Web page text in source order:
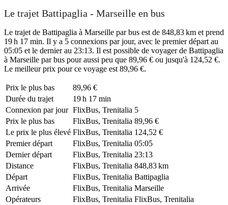
Le trajet Battipaglia - Marseille en bus
Le trajet de Battipaglia à Marseille par bus est de 848,83 km et prend
19 h 17 min. Il y a 5 connexions par jour, avec le premier départ au
05:05 et le dernier au 23:13. Il est possible de voyager de Battipaglia
à Marseille par bus pour aussi peu que 89,96 € ou jusqu'à 124,52 €.
Le meilleur prix pour ce voyage est 89,96 €.
Prix ​​le plus bas
89,96 €
Durée du trajet
19 h 17 min
Connexion par jour FlixBus, Trenitalia 5
Prix ​​le plus bas
FlixBus, Trenitalia 89,96 €
Le prix le plus élevé FlixBus, Trenitalia 124,52 €
Premier départ
FlixBus, Trenitalia 05:05
Dernier départ
FlixBus, Trenitalia 23:13
Distance
FlixBus, Trenitalia 848,83 km
Départ
FlixBus, Trenitalia Battipaglia
Arrivée
FlixBus, Trenitalia Marseille
Opérateurs
FlixBus, Trenitalia FlixBus, Trenitalia
©CARTO , ©OpenStreetMapcontributors